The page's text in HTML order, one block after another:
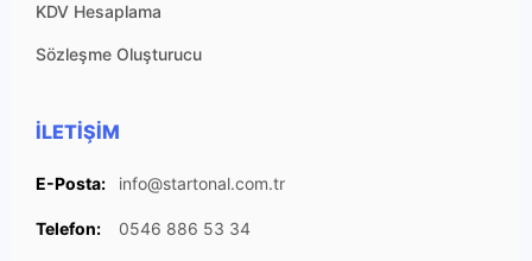
KDV Hesaplama
Sözleşme Oluşturucu
İLETIŞIM
E-Posta: info@startonal.com.tr
Telefon: 0546 886 53 34